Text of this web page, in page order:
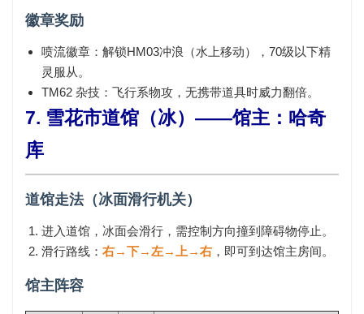
徽章奖励
喷流徽章 ：解锁HM03冲浪（水上移动），70级以下精
灵服从。
TM62 杂技 ：飞行系物攻，无携带道具时威力翻倍。
7. 雪花市道馆（冰）——馆主：哈奇
库
道馆走法（冰面滑行机关）
进入道馆，冰面会滑行，需控制方向撞到障碍物停止。
滑行路线： 右→下→左→上→右 ，即可到达馆主房间。
馆主阵容